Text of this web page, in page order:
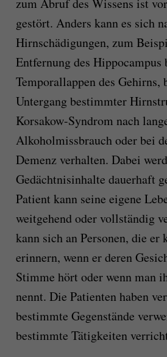
zum Abruf des Wissens ist
gestört. Anders kann es sich
Hirnschädigungen, zum
Entfernung des Hippocampus
Temporallappen des Gehirns,
Untergang bestimmter
Korsakow-Syndrom nach
Alkoholmissbrauch oder bei
Demenz verhalten. Dabei
Gedächtnisinhalte dauerhaft
Patient kann seine eigene
weitgehend oder vollständig
kann sich an Personen, die er
erinnern, wenn er deren
Stimme hört oder wenn man
nennt. Die Patienten haben
bestimmte Gegenstände
bestimmte Tätigkeiten